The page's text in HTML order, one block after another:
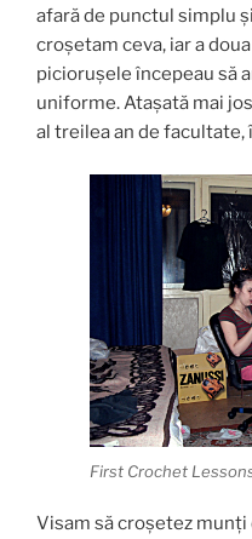
afară de punctul simplu
croșetam ceva, iar a
piciorușele începeau să
uniforme. Atașată mai
al treilea an de facultate,
First Crochet
Visam să croșetez munți